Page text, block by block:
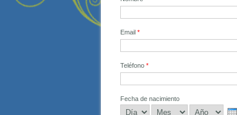
Email*
Teléfono*
Fecha de nacimiento
Día
Mes Año